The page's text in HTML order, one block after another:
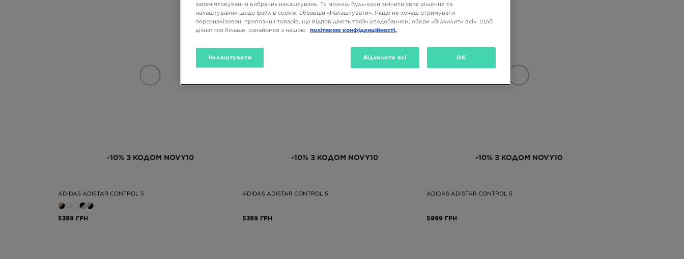
-10% З КОДОМ NOVY10
ADIDAS ADISTAR CONTROL 5
5399 ГРН
-10% З КОДОМ NOVY10
ADIDAS ADISTAR CONTROL 5
5399 ГРН
-10% З КОДОМ NOVY10
ADIDAS ADISTAR CONTROL 5
5999 ГРН
запам’ятовування вибраних налаштувань. Ти можеш будь-коли змінити своє рішення та
налаштування щодо файлів cookie, обравши «Налаштувати». Якщо не хочеш отримувати
персоналізовані пропозиції товарів, що відповідають твоїм уподобанням, обери «Відхилити всі». Щоб
дізнатися більше, ознайомся з нашою
політикою конфіденційності.
Налаштувати Відхилити всі OK